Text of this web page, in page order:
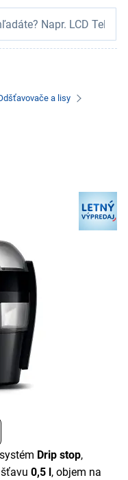
a lisy
Drip stop,
0,5 l, objem na